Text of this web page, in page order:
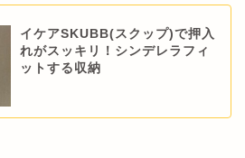
イケアSKUBB(スクップ)で押入
れがスッキリ！シンデレラフィ
ットする収納